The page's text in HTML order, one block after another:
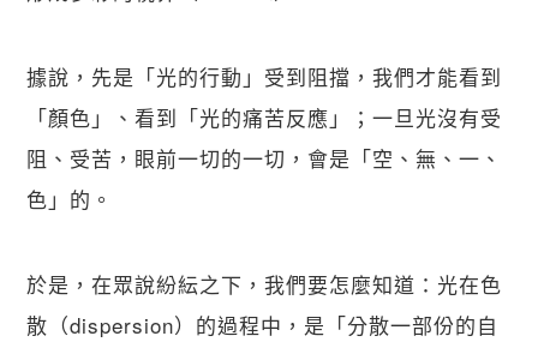
據說，先是「光的行動」受到阻擋，我們才能看到
「顏色」、看到「光的痛苦反應」；一旦光沒有受
阻、受苦，眼前一切的一切，會是「空、無、一、
色」的。
於是，在眾說紛紜之下，我們要怎麼知道：光在色
散（dispersion）的過程中，是「分散一部份的自